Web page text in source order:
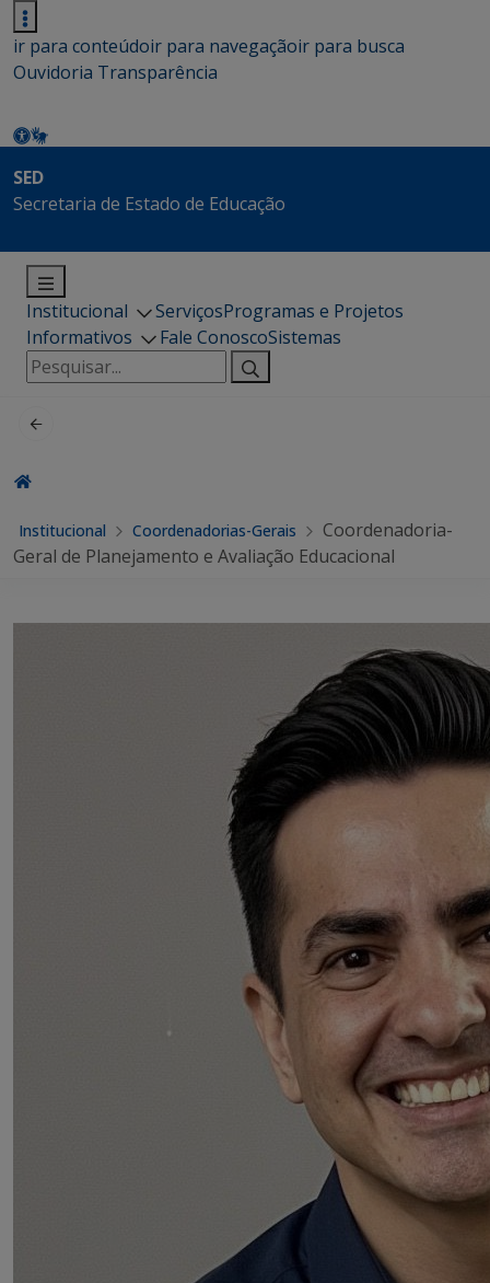
ir para conteúdoir para navegaçãoir para busca
Ouvidoria Transparência
SED
Secretaria de Estado de Educação
Institucional ServiçosProgramas e Projetos
Informativos
Fale ConoscoSistemas
Pesquisar
por:
Institucional Coordenadorias-Gerais
Coordenadoria-
Geral de Planejamento e Avaliação Educacional